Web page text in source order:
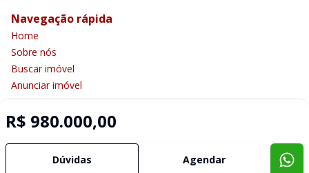
R$ 980.000,00
Dúvidas Agendar
Navegação rápida
Home
Sobre nós
Buscar imóvel
Anunciar imóvel
Contato
Imobiliária Certificada:
Selo de Tecnologia Loft